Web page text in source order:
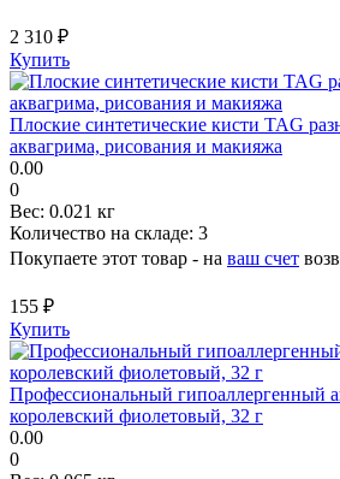
2 310 ₽
Купить
Плоские синтетические кисти TAG
аквагрима, рисования и макияжа
0.00
0
Вес: 0.021 кг
Количество на складе: 3
Покупаете этот товар - на ваш счет
155 ₽
Купить
Профессиональный гипоаллергенный
королевский фиолетовый, 32 г
0.00
0